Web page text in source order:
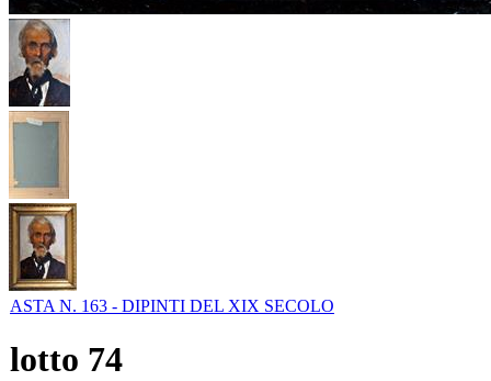
ASTA N. 163 - DIPINTI DEL XIX SECOLO
lotto 74